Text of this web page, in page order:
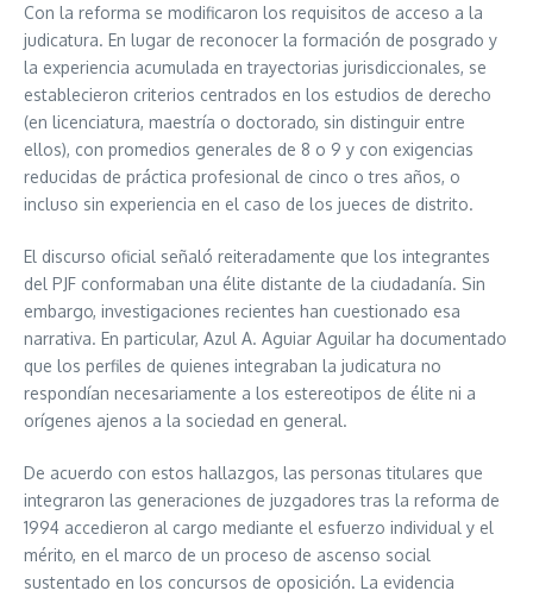
Con la reforma se modificaron los requisitos de acceso a la
judicatura. En lugar de reconocer la formación de posgrado y
la experiencia acumulada en trayectorias jurisdiccionales, se
establecieron criterios centrados en los estudios de derecho
(en licenciatura, maestría o doctorado, sin distinguir entre
ellos), con promedios generales de 8 o 9 y con exigencias
reducidas de práctica profesional de cinco o tres años, o
incluso sin experiencia en el caso de los jueces de distrito.
El discurso oficial señaló reiteradamente que los integrantes
del PJF conformaban una élite distante de la ciudadanía. Sin
embargo, investigaciones recientes han cuestionado esa
narrativa. En particular, Azul A. Aguiar Aguilar ha documentado
que los perfiles de quienes integraban la judicatura no
respondían necesariamente a los estereotipos de élite ni a
orígenes ajenos a la sociedad en general.
De acuerdo con estos hallazgos, las personas titulares que
integraron las generaciones de juzgadores tras la reforma de
1994 accedieron al cargo mediante el esfuerzo individual y el
mérito, en el marco de un proceso de ascenso social
sustentado en los concursos de oposición. La evidencia